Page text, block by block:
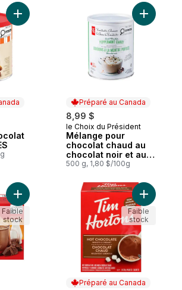
Ajouter Mélange à chocolat chaud
Préparé au Canada
8,99 $
Préparé au Canada
le Choix du Président
Mélange pour
chocolat chaud au
chocolat noir et aux
bonbons à la menthe
500 g, 1,80 $/100g
Ajouter
Ajouter Choc. Chaud Riche Et Crémeux,
Faible
stock
Préparé au Canada
Ajouter
Faible
stock